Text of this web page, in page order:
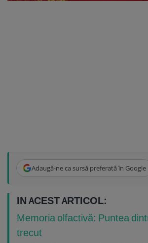
Adaugă-ne ca sursă preferată în Google
IN ACEST ARTICOL:
Memoria olfactivă: Puntea
trecut